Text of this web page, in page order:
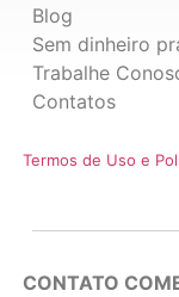
Blog
Sem dinheiro
Trabalhe
Contatos
Termos de Uso e
CONTATO